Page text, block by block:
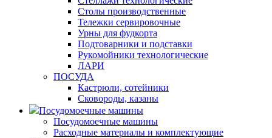
Столы производственные
Тележки сервировочные
Урны для фудкорта
Подтоварники и подставки
Рукомойники технологические
ЛАРИ
ПОСУДА
Кастрюли, сотейники
Сковороды, казаны
Посудомоечные машины
Посудомоечные машины
Расходные материалы и комплектующие